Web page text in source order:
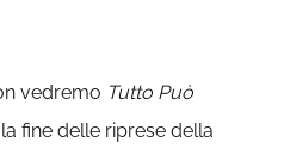
vedremo Tutto Può
fine delle riprese della